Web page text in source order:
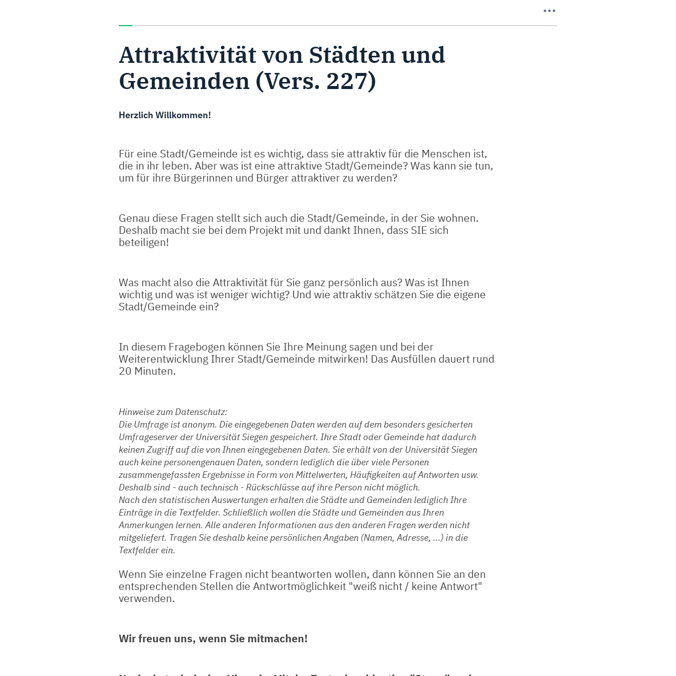
Attraktivität von Städten und
Gemeinden (Vers. 227)
Herzlich Willkommen!
Für eine Stadt/Gemeinde ist es wichtig, dass sie attraktiv für die Menschen ist,
die in ihr leben. Aber was ist eine attraktive Stadt/Gemeinde? Was kann sie tun,
um für ihre Bürgerinnen und Bürger attraktiver zu werden?
Genau diese Fragen stellt sich auch die Stadt/Gemeinde, in der Sie wohnen.
Deshalb macht sie bei dem Projekt mit und dankt Ihnen, dass SIE sich
beteiligen!
Was macht also die Attraktivität für Sie ganz persönlich aus? Was ist Ihnen
wichtig und was ist weniger wichtig? Und wie attraktiv schätzen Sie die eigene
Stadt/Gemeinde ein?
In diesem Fragebogen können Sie Ihre Meinung sagen und bei der
Weiterentwicklung Ihrer Stadt/Gemeinde mitwirken! Das Ausfüllen dauert rund
20 Minuten.
Hinweise zum Datenschutz:
Die Umfrage ist anonym. Die eingegebenen Daten werden auf dem besonders gesicherten
Umfrageserver der Universität Siegen gespeichert. Ihre Stadt oder Gemeinde hat dadurch
keinen Zugriff auf die von Ihnen eingegebenen Daten. Sie erhält von der Universität Siegen
auch keine personengenauen Daten, sondern lediglich die über viele Personen
zusammengefassten Ergebnisse in Form von Mittelwerten, Häufigkeiten auf Antworten usw.
Deshalb sind - auch technisch - Rückschlüsse auf ihre Person nicht möglich.
Nach den statistischen Auswertungen erhalten die Städte und Gemeinden lediglich Ihre
Einträge in die Textfelder. Schließlich wollen die Städte und Gemeinden aus Ihren
Anmerkungen lernen. Alle anderen Informationen aus den anderen Fragen werden nicht
mitgeliefert. Tragen Sie deshalb keine persönlichen Angaben (Namen, Adresse, ...) in die
Textfelder ein.
Wenn Sie einzelne Fragen nicht beantworten wollen, dann können Sie an den
entsprechenden Stellen die Antwortmöglichkeit "weiß nicht / keine Antwort"
verwenden.
Wir freuen uns, wenn Sie mitmachen!